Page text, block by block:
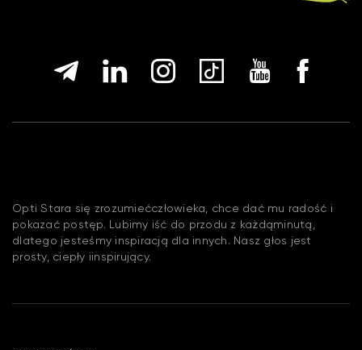
Opti Stara się zrozumiećczłowieka, chce dać mu radość i
pokazać postęp. Lubimy iść do przodu z każdąminutą,
dlatego jesteśmy inspiracją dla innych. Nasz głos jest
prosty, ciepły iinspirujący.